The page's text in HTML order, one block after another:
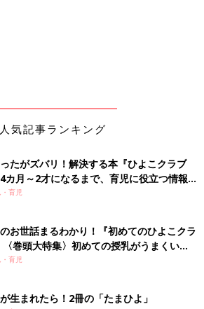
気記事ランキング
たがズバリ！解決する本『ひよこクラブ
月～2才になるまで、育児に役立つ情報が
育児
お世話まるわかり！『初めてのひよこクラ
〈巻頭大特集〉初めての授乳がうまくい
い・ミルクの基本と夏のトラブル 解決テ
育児
生まれたら！2冊の「たまひよ」